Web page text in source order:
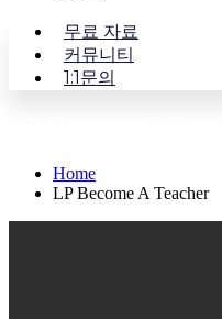
무료 자료
커뮤니티
1:1문의
Home
LP Become A Teacher